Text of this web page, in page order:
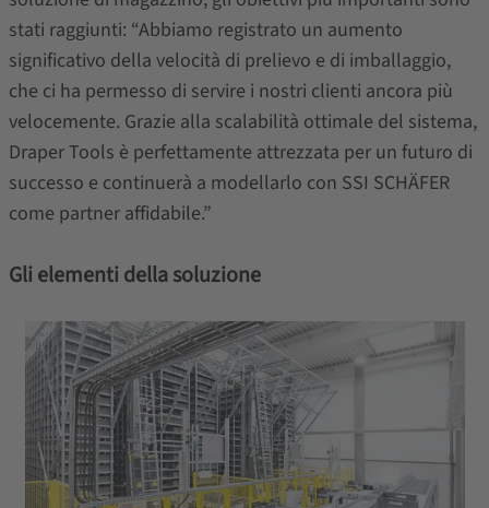
stati raggiunti: “Abbiamo registrato un aumento
significativo della velocità di prelievo e di imballaggio,
che ci ha permesso di servire i nostri clienti ancora più
velocemente. Grazie alla scalabilità ottimale del sistema,
Draper Tools è perfettamente attrezzata per un futuro di
successo e continuerà a modellarlo con SSI SCHÄFER
come partner affidabile.”
Gli elementi della soluzione